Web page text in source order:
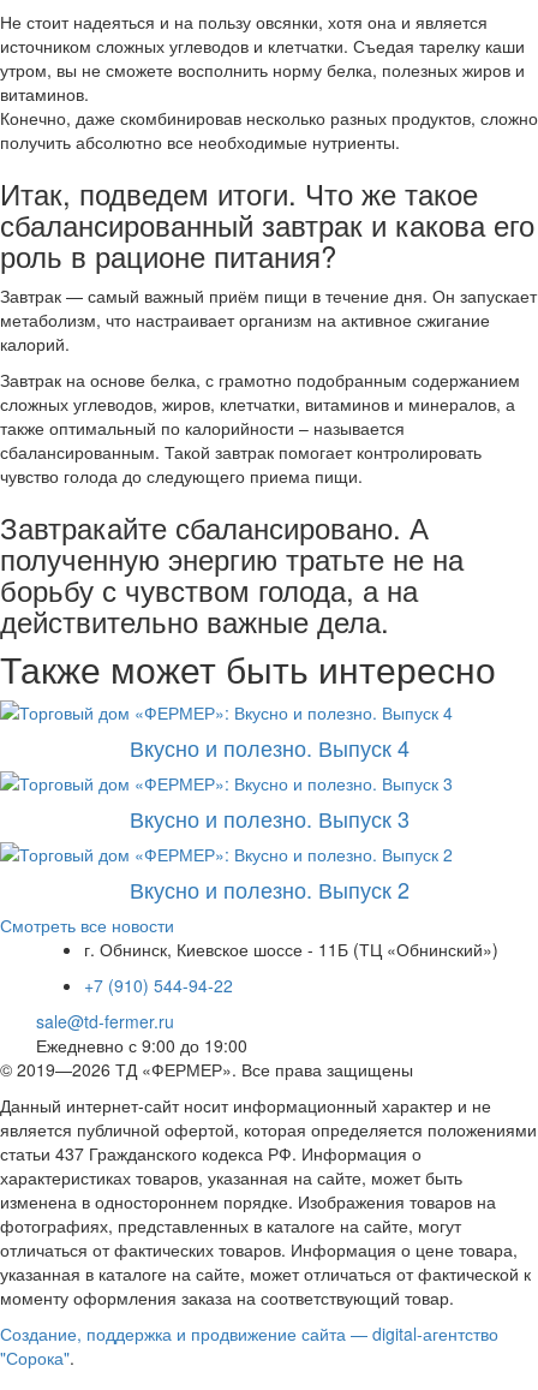
Не стоит надеяться и на пользу овсянки, хотя она и является
источником сложных углеводов и клетчатки. Съедая тарелку каши
утром, вы не сможете восполнить норму белка, полезных жиров и
витаминов.
Конечно, даже скомбинировав несколько разных продуктов, сложно
получить абсолютно все необходимые нутриенты.
Итак, подведем итоги. Что же такое
сбалансированный завтрак и какова его
роль в рационе питания?
Завтрак — самый важный приём пищи в течение дня. Он запускает
метаболизм, что настраивает организм на активное сжигание
калорий.
Завтрак на основе белка, с грамотно подобранным содержанием
сложных углеводов, жиров, клетчатки, витаминов и минералов, а
также оптимальный по калорийности – называется
сбалансированным. Такой завтрак помогает контролировать
чувство голода до следующего приема пищи.
Завтракайте сбалансировано. А
полученную энергию тратьте не на
борьбу с чувством голода, а на
действительно важные дела.
Также может быть интересно
Вкусно и полезно. Выпуск 4
Вкусно и полезно. Выпуск 3
Вкусно и полезно. Выпуск 2
Смотреть все новости
г. Обнинск, Киевское шоссе - 11Б (ТЦ «Обнинский»)
+7 (910) 544-94-22
sale@td-fermer.ru
Ежедневно с 9:00 до 19:00
© 2019—2026 ТД «ФЕРМЕР». Все права защищены
Данный интернет-сайт носит информационный характер и не
является публичной офертой, которая определяется положениями
статьи 437 Гражданского кодекса РФ. Информация о
характеристиках товаров, указанная на сайте, может быть
изменена в одностороннем порядке. Изображения товаров на
фотографиях, представленных в каталоге на сайте, могут
отличаться от фактических товаров. Информация о цене товара,
указанная в каталоге на сайте, может отличаться от фактической к
моменту оформления заказа на соответствующий товар.
Создание, поддержка и продвижение сайта — digital-агентство
"Сорока".